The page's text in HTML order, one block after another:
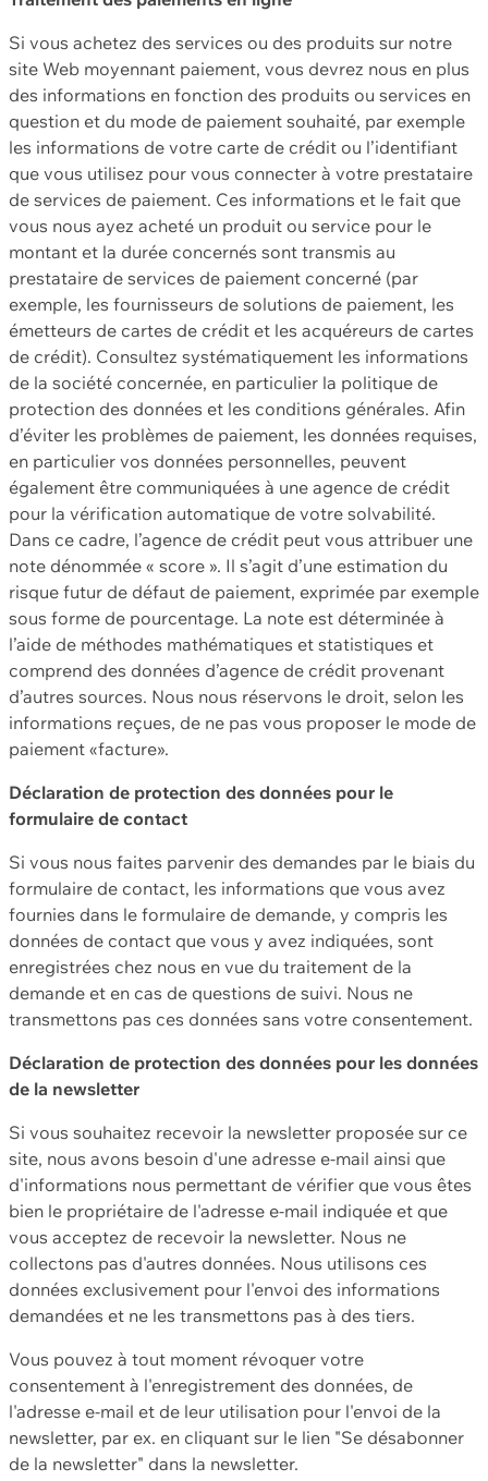
Si vous achetez des services ou des produits sur notre
site Web moyennant paiement, vous devrez nous en plus
des informations en fonction des produits ou services en
question et du mode de paiement souhaité, par exemple
les informations de votre carte de crédit ou l’identifiant
que vous utilisez pour vous connecter à votre prestataire
de services de paiement. Ces informations et le fait que
vous nous ayez acheté un produit ou service pour le
montant et la durée concernés sont transmis au
prestataire de services de paiement concerné (par
exemple, les fournisseurs de solutions de paiement, les
émetteurs de cartes de crédit et les acquéreurs de cartes
de crédit). Consultez systématiquement les informations
de la société concernée, en particulier la politique de
protection des données et les conditions générales. Afin
d’éviter les problèmes de paiement, les données requises,
en particulier vos données personnelles, peuvent
également être communiquées à une agence de crédit
pour la vérification automatique de votre solvabilité.
Dans ce cadre, l’agence de crédit peut vous attribuer une
note dénommée « score ». Il s’agit d’une estimation du
risque futur de défaut de paiement, exprimée par exemple
sous forme de pourcentage. La note est déterminée à
l’aide de méthodes mathématiques et statistiques et
comprend des données d’agence de crédit provenant
d’autres sources. Nous nous réservons le droit, selon les
informations reçues, de ne pas vous proposer le mode de
paiement «facture».
Déclaration de protection des données pour le
formulaire de contact
Si vous nous faites parvenir des demandes par le biais du
formulaire de contact, les informations que vous avez
fournies dans le formulaire de demande, y compris les
données de contact que vous y avez indiquées, sont
enregistrées chez nous en vue du traitement de la
demande et en cas de questions de suivi. Nous ne
transmettons pas ces données sans votre consentement.
Déclaration de protection des données pour les données
de la newsletter
Si vous souhaitez recevoir la newsletter proposée sur ce
site, nous avons besoin d'une adresse e-mail ainsi que
d'informations nous permettant de vérifier que vous êtes
bien le propriétaire de l'adresse e-mail indiquée et que
vous acceptez de recevoir la newsletter. Nous ne
collectons pas d'autres données. Nous utilisons ces
données exclusivement pour l'envoi des informations
demandées et ne les transmettons pas à des tiers.
Vous pouvez à tout moment révoquer votre
consentement à l'enregistrement des données, de
l'adresse e-mail et de leur utilisation pour l'envoi de la
newsletter, par ex. en cliquant sur le lien "Se désabonner
de la newsletter" dans la newsletter.